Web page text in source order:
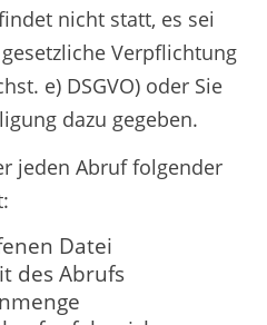
nicht statt, es sei
Verpflichtung
e) DSGVO) oder Sie
dazu gegeben.
jeden Abruf folgender
Datei
des Abrufs